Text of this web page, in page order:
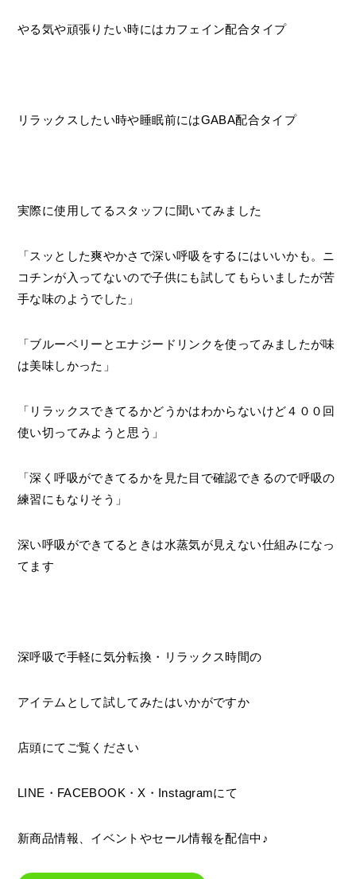
やる気や頑張りたい時にはカフェイン配合タイプ
リラックスしたい時や睡眠前にはGABA配合タイプ
実際に使用してるスタッフに聞いてみました
「スッとした爽やかさで深い呼吸をするにはいいかも。ニ
コチンが入ってないので子供にも試してもらいましたが苦
手な味のようでした」
「ブルーベリーとエナジードリンクを使ってみましたが味
は美味しかった」
「リラックスできてるかどうかはわからないけど４００回
使い切ってみようと思う」
「深く呼吸ができてるかを見た目で確認できるので呼吸の
練習にもなりそう」
深い呼吸ができてるときは水蒸気が見えない仕組みになっ
てます
深呼吸で手軽に気分転換・リラックス時間の
アイテムとして試してみたはいかがですか
店頭にてご覧ください
LINE・FACEBOOK・X・Instagramにて
新商品情報、イベントやセール情報を配信中♪